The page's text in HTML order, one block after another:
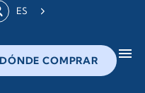
ES
DÓNDE COMPRAR menu